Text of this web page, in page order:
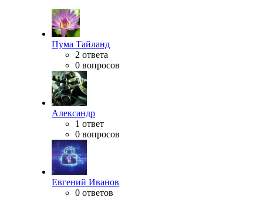
Пума Тайланд
2 ответа
0 вопросов
Александр
1 ответ
0 вопросов
Евгений Иванов
0 ответов